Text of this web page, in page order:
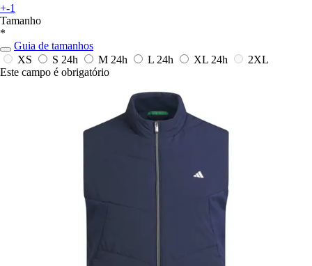
+-1
Tamanho
*
Guia de tamanhos
XS
S 24h M 24h L 24h XL 24h
2XL
Este campo é obrigatório